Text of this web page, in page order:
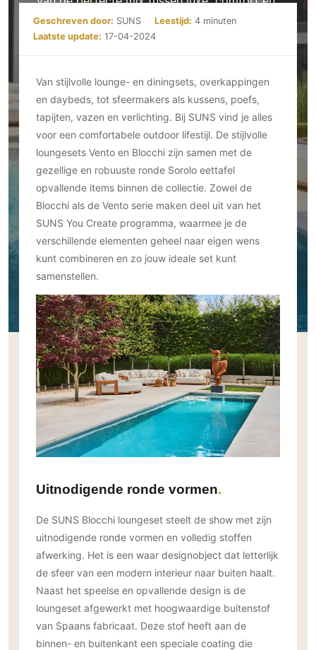
Bedden
Meubels
Verlichting
Haarden
Interieurbouw
Trappen
Keuken
Keukenbladen
Keukenaccessoires
Keukenkranen
Ramen en deuren
Binnendeuren
Aluminium deuren
Houten deuren
Systeemwanden
Meubelbeslag
Vloeren
Beton Ciré vloeren
PVC vloeren
Ramen
Buitendeuren
Vouwwanden
Garagedeuren
Zonwering
Zonwering
Buitenshutters
Overig
Autolift
3D visualisaties
Gevel
Gevelbekleding
Gevelstenen
Houten gevelbekleding
Stucwerk
Schilderwerk buiten
Tuinverlichting
Hekwerken en poorten
Zwemmen
Zwembad en zwemvijver
Tuin wellness
Buitenvloeren
Houten buitenvloeren
Natuursteen en keramiek
buitenvloeren
Vlonders
Zonwering
Zonwering buiten
Serre/Veranda
Toilet
Wellness
Werkkamer
Wijnkelder
Woonkamer
Buitenkijken
Terrasoverkapping
Zwembad
Zakelijk
Horeca
Kantoor
design.
Geschreven door: SUNS Leestijd: 4 minuten
Laatste update: 17-04-2024
Van stijlvolle lounge- en diningsets, overkappingen
en daybeds, tot sfeermakers als kussens, poefs,
tapijten, vazen en verlichting. Bij SUNS vind je alles
voor een comfortabele outdoor lifestijl. De stijlvolle
loungesets Vento en Blocchi zijn samen met de
gezellige en robuuste ronde Sorolo eettafel
opvallende items binnen de collectie. Zowel de
Blocchi als de Vento serie maken deel uit van het
SUNS You Create programma, waarmee je de
verschillende elementen geheel naar eigen wens
kunt combineren en zo jouw ideale set kunt
samenstellen.
Uitnodigende ronde vormen
De SUNS Blocchi loungeset steelt de show met zijn
uitnodigende ronde vormen en volledig stoffen
afwerking. Het is een waar designobject dat letterlijk
de sfeer van een modern interieur naar buiten haalt.
Naast het speelse en opvallende design is de
loungeset afgewerkt met hoogwaardige buitenstof
van Spaans fabricaat. Deze stof heeft aan de
binnen- en buitenkant een speciale coating die